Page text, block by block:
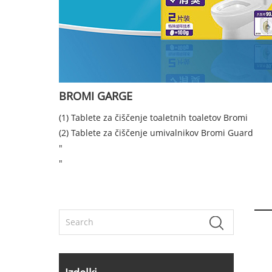
BROMI GARGE
(1) Tablete za čiščenje toaletnih toaletov Bromi
(2) Tablete za čiščenje umivalnikov Bromi Guard
"
"